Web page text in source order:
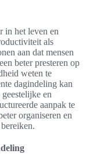
in het leven en
als
aan dat mensen
beter presteren op
weten te
dagindeling kan
en
aanpak te
organiseren en